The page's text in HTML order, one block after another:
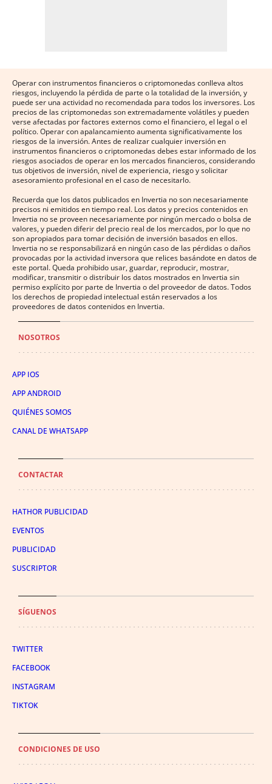
Operar con instrumentos financieros o criptomonedas conlleva altos
riesgos, incluyendo la pérdida de parte o la totalidad de la inversión, y
puede ser una actividad no recomendada para todos los inversores. Los
precios de las criptomonedas son extremadamente volátiles y pueden
verse afectadas por factores externos como el financiero, el legal o el
político. Operar con apalancamiento aumenta significativamente los
riesgos de la inversión. Antes de realizar cualquier inversión en
instrumentos financieros o criptomonedas debes estar informado de los
riesgos asociados de operar en los mercados financieros, considerando
tus objetivos de inversión, nivel de experiencia, riesgo y solicitar
asesoramiento profesional en el caso de necesitarlo.
Recuerda que los datos publicados en Invertia no son necesariamente
precisos ni emitidos en tiempo real. Los datos y precios contenidos en
Invertia no se proveen necesariamente por ningún mercado o bolsa de
valores, y pueden diferir del precio real de los mercados, por lo que no
son apropiados para tomar decisión de inversión basados en ellos.
Invertia no se responsabilizará en ningún caso de las pérdidas o daños
provocadas por la actividad inversora que relices basándote en datos de
este portal. Queda prohibido usar, guardar, reproducir, mostrar,
modificar, transmitir o distribuir los datos mostrados en Invertia sin
permiso explícito por parte de Invertia o del proveedor de datos. Todos
los derechos de propiedad intelectual están reservados a los
proveedores de datos contenidos en Invertia.
NOSOTROS
APP IOS
APP ANDROID
QUIÉNES SOMOS
CANAL DE WHATSAPP
CONTACTAR
HATHOR PUBLICIDAD
EVENTOS
PUBLICIDAD
SUSCRIPTOR
SÍGUENOS
TWITTER
FACEBOOK
INSTAGRAM
TIKTOK
CONDICIONES DE USO